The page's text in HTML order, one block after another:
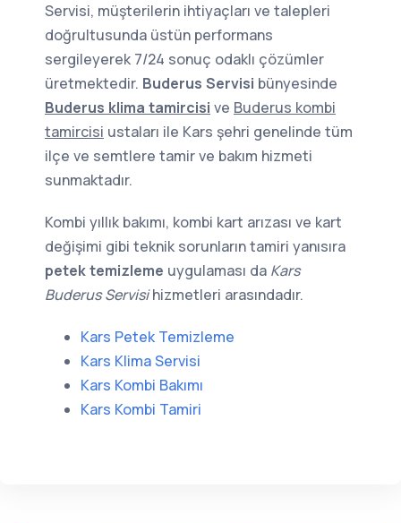
Servisi, müşterilerin ihtiyaçları ve talepleri
doğrultusunda üstün performans
sergileyerek 7/24 sonuç odaklı çözümler
üretmektedir. Buderus Servisi bünyesinde
Buderus klima tamircisi ve Buderus kombi
tamircisi ustaları ile Kars şehri genelinde tüm
ilçe ve semtlere tamir ve bakım hizmeti
sunmaktadır.
Kombi yıllık bakımı, kombi kart arızası ve kart
değişimi gibi teknik sorunların tamiri yanısıra
petek temizleme uygulaması da Kars
Buderus Servisihizmetleri arasındadır.
Kars Petek Temizleme
Kars Klima Servisi
Kars Kombi Bakımı
Kars Kombi Tamiri